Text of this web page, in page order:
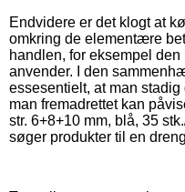
Endvidere er det klogt at
omkring de elementære
handlen, for eksempel
anvender. I den
essesentielt, at man
man fremadrettet kan
str. 6+8+10 mm, blå, 35
søger produkter til en